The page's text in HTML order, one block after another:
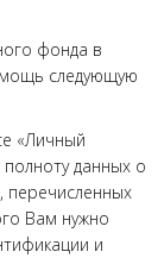
фонда в
следующую
«Личный
данных о
перечисленных
Вам нужно
и